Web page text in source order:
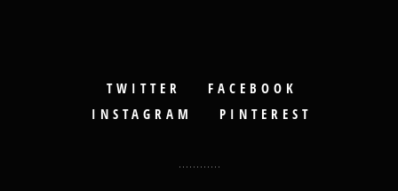
TWITTER
FACEBOOK
INSTAGRAM
PINTEREST